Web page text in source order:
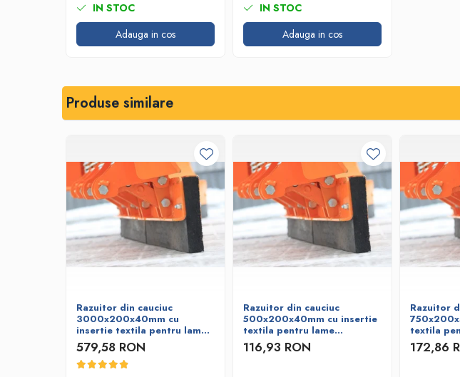
IN STOC
Adauga in cos
IN STOC
Adauga in cos
Produse similare
Razuitor din cauciuc
3000x200x40mm cu
insertie textila pentru lame
deszapezire
579,58 RON
Razuitor din cauciuc
500x200x40mm cu insertie
textila pentru lame
deszapezire
116,93 RON
Razuitor
textila
172,86